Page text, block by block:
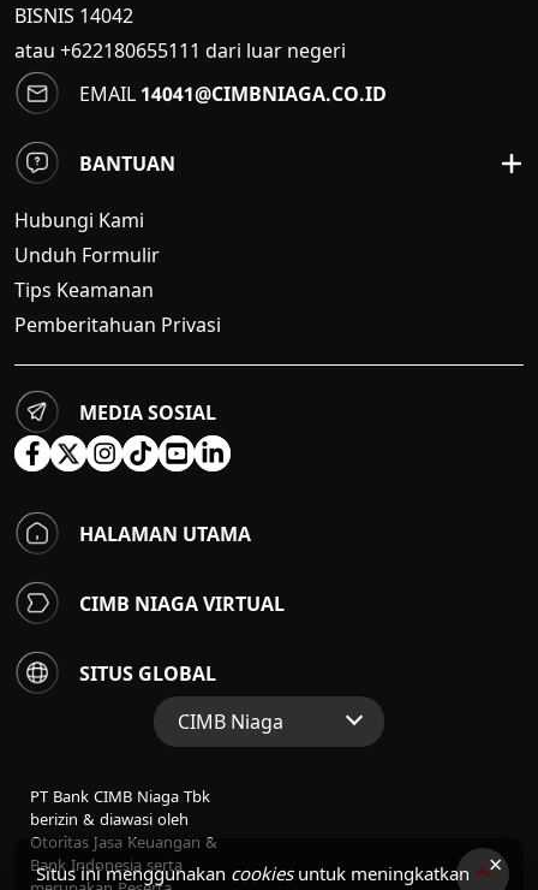
×
Situs ini menggunakan cookiesuntuk meningkatkan
BISNIS 14042
atau +622180655111 dari luar negeri
EMAIL 14041@CIMBNIAGA.CO.ID
BANTUAN
Hubungi Kami
Unduh Formulir
Tips Keamanan
Pemberitahuan Privasi
MEDIA SOSIAL
HALAMAN UTAMA
CIMB NIAGA VIRTUAL
SITUS GLOBAL
CIMB Niaga
Perbankan Konsumen
Perbankan Syariah
PT Bank CIMB Niaga Tbk
berizin & diawasi oleh
Otoritas Jasa Keuangan &
Bank Indonesia serta